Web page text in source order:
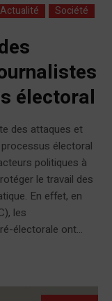
Actualité Société
électoral
des attaques et
électoral
politiques à
le travail des
En effet, en
les
électorale ont...